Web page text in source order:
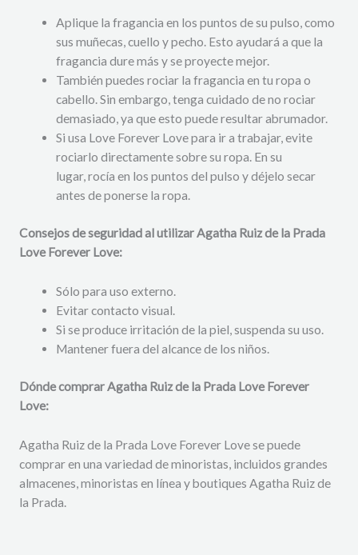
Aplique la fragancia en los puntos de su pulso, como
sus muñecas, cuello y pecho. Esto ayudará a que la
fragancia dure más y se proyecte mejor.
También puedes rociar la fragancia en tu ropa o
cabello. Sin embargo, tenga cuidado de no rociar
demasiado, ya que esto puede resultar abrumador.
Si usa Love Forever Love para ir a trabajar, evite
rociarlo directamente sobre su ropa. En su
lugar, rocía en los puntos del pulso y déjelo secar
antes de ponerse la ropa.
Consejos de seguridad al utilizar Agatha Ruiz de la Prada
Love Forever Love:
Sólo para uso externo.
Evitar contacto visual.
Si se produce irritación de la piel, suspenda su uso.
Mantener fuera del alcance de los niños.
Dónde comprar Agatha Ruiz de la Prada Love Forever
Love:
Agatha Ruiz de la Prada Love Forever Love se puede
comprar en una variedad de minoristas, incluidos grandes
almacenes,minoristas en línea y boutiques Agatha Ruiz de
la Prada.